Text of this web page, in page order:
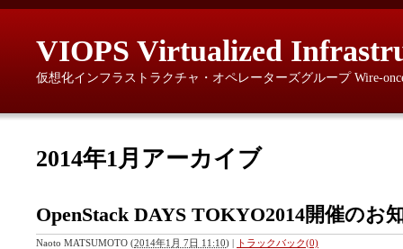
VIOPS Virtualized
仮想化インフラストラクチャ・オペレーターズグループ Wire-
2014年1月アーカイブ
OpenStack DAYS TOKYO2014開催のお
Naoto MATSUMOTO (2014年1月 7日 11:10) | トラックバック(0)